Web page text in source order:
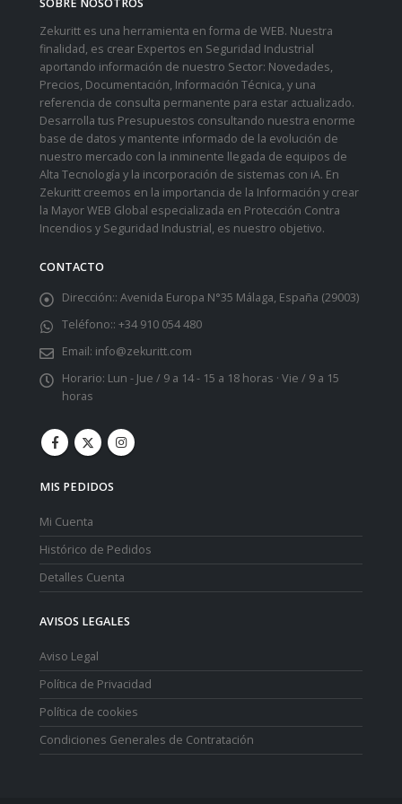
SOBRE NOSOTROS
Zekuritt es una herramienta en forma de WEB. Nuestra
finalidad, es crear Expertos en Seguridad Industrial
aportando información de nuestro Sector: Novedades,
Precios, Documentación, Información Técnica, y una
referencia de consulta permanente para estar actualizado.
Desarrolla tus Presupuestos consultando nuestra enorme
base de datos y mantente informado de la evolución de
nuestro mercado con la inminente llegada de equipos de
Alta Tecnología y la incorporación de sistemas con iA. En
Zekuritt creemos en la importancia de la Información y crear
la Mayor WEB Global especializada en Protección Contra
Incendios y Seguridad Industrial, es nuestro objetivo.
CONTACTO
Dirección:: Avenida Europa N°35 Málaga, España (29003)
Teléfono:: +34 910 054 480
Email: info@zekuritt.com
Horario: Lun - Jue / 9 a 14 - 15 a 18 horas · Vie / 9 a 15
horas
MIS PEDIDOS
Mi Cuenta
Histórico de Pedidos
Detalles Cuenta
AVISOS LEGALES
Aviso Legal
Política de Privacidad
Política de cookies
Condiciones Generales de Contratación